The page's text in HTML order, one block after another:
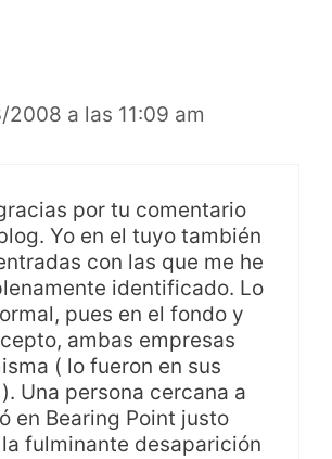
a las 11:09 am
por tu comentario
Yo en el tuyo también
con las que me he
identificado. Lo
pues en el fondo y
ambas empresas
( lo fueron en sus
Una persona cercana a
en Bearing Point justo
fulminante desaparición